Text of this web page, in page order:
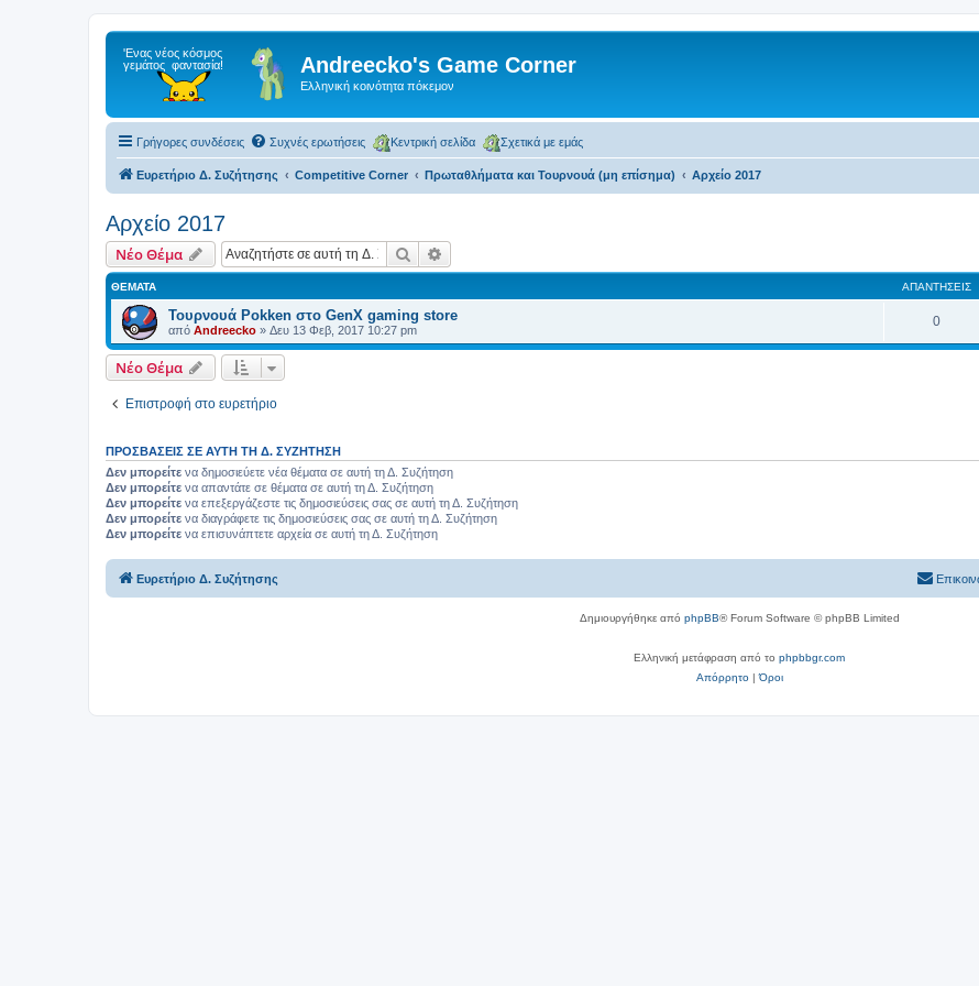
Andreecko's Game Corner
Ελληνική κοινότητα πόκεμον
Γρήγορες συνδέσεις Συχνές ερωτήσεις Κεντρική σελίδα Σχετικά με εμάς
Ευρετήριο Δ. Συζήτησης Competitive Corner Πρωταθλήματα και Τουρνουά (μη επίσημα) Αρχείο 2017
Αρχείο 2017
Νέο Θέμα Αναζήτηση
ΘΈΜΑΤΑ ΑΠΑΝΤΉΣΕΙΣ
Τουρνουά Pokken στο GenX gaming store
από Andreecko » Δευ 13 Φεβ, 2017 10:27 pm
0
Νέο Θέμα
Επιστροφή στο ευρετήριο
ΠΡΟΣΒΆΣΕΙΣ ΣΕ ΑΥΤΉ ΤΗ Δ. ΣΥΖΉΤΗΣΗ
Δεν μπορείτε να δημοσιεύετε νέα θέματα σε αυτή τη Δ. Συζήτηση
Δεν μπορείτε να απαντάτε σε θέματα σε αυτή τη Δ. Συζήτηση
Δεν μπορείτε να επεξεργάζεστε τις δημοσιεύσεις σας σε αυτή τη Δ. Συζήτηση
Δεν μπορείτε να διαγράφετε τις δημοσιεύσεις σας σε αυτή τη Δ. Συζήτηση
Δεν μπορείτε να επισυνάπτετε αρχεία σε αυτή τη Δ. Συζήτηση
Ευρετήριο Δ. Συζήτησης
Δημιουργήθηκε από phpBB® Forum Software © phpBB Limited
Ελληνική μετάφραση από το phpbbgr.com
Απόρρητο|Όροι